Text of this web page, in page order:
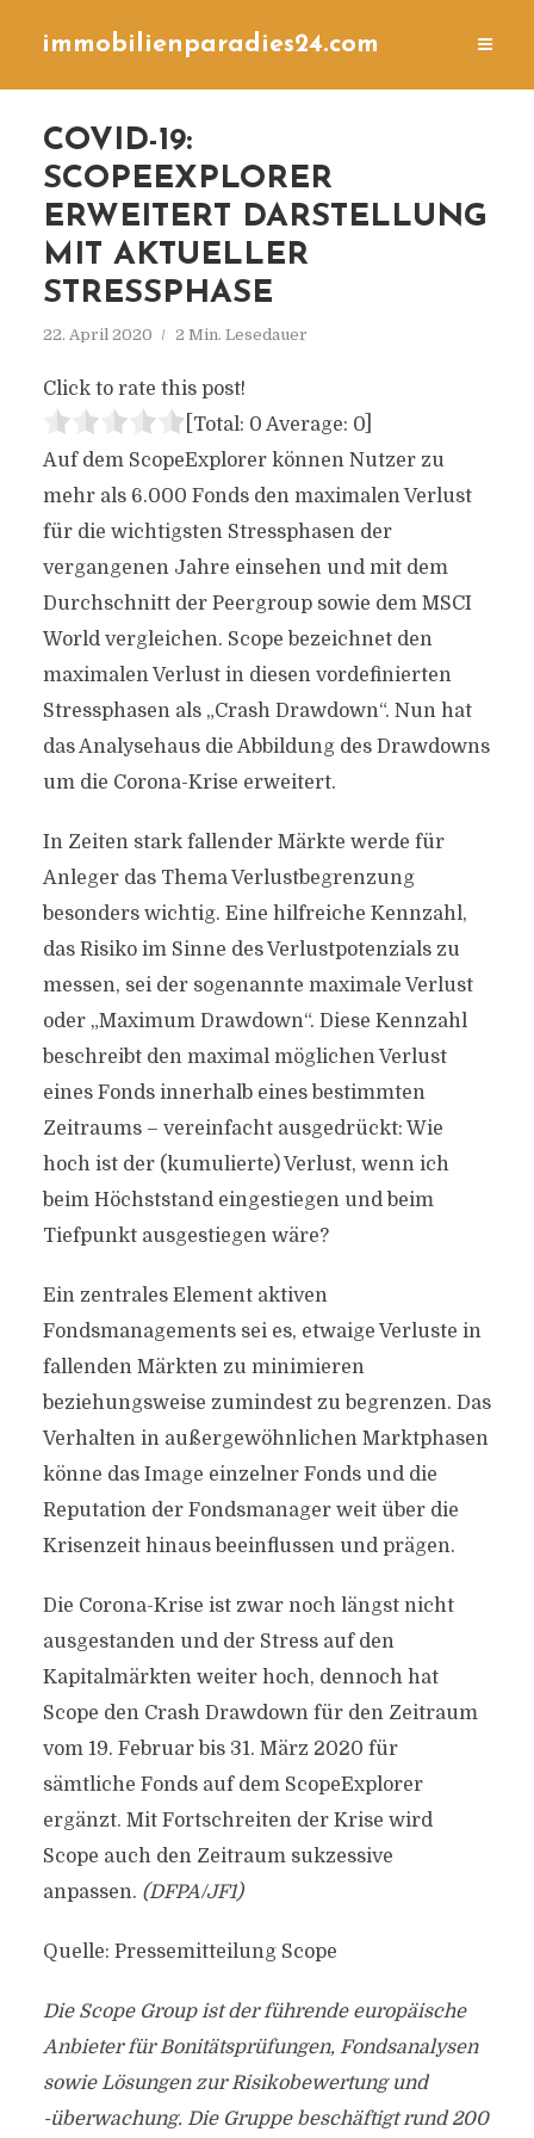
immobilienparadies24.com
COVID-19:
SCOPEEXPLORER
ERWEITERT DARSTELLUNG
MIT AKTUELLER
STRESSPHASE
22. April 2020 2 Min. Lesedauer
Click to rate this post!
[Total: 0 Average: 0]
Auf dem ScopeExplorer können Nutzer zu
mehr als 6.000 Fonds den maximalen Verlust
für die wichtigsten Stressphasen der
vergangenen Jahre einsehen und mit dem
Durchschnitt der Peergroup sowie dem MSCI
World vergleichen. Scope bezeichnet den
maximalen Verlust in diesen vordefinierten
Stressphasen als „Crash Drawdown“. Nun hat
das Analysehaus die Abbildung des Drawdowns
um die Corona-Krise erweitert.
In Zeiten stark fallender Märkte werde für
Anleger das Thema Verlustbegrenzung
besonders wichtig. Eine hilfreiche Kennzahl,
das Risiko im Sinne des Verlustpotenzials zu
messen, sei der sogenannte maximale Verlust
oder „Maximum Drawdown“. Diese Kennzahl
beschreibt den maximal möglichen Verlust
eines Fonds innerhalb eines bestimmten
Zeitraums – vereinfacht ausgedrückt: Wie
hoch ist der (kumulierte) Verlust, wenn ich
beim Höchststand eingestiegen und beim
Tiefpunkt ausgestiegen wäre?
Ein zentrales Element aktiven
Fondsmanagements sei es, etwaige Verluste in
fallenden Märkten zu minimieren
beziehungsweise zumindest zu begrenzen. Das
Verhalten in außergewöhnlichen Marktphasen
könne das Image einzelner Fonds und die
Reputation der Fondsmanager weit über die
Krisenzeit hinaus beeinflussen und prägen.
Die Corona-Krise ist zwar noch längst nicht
ausgestanden und der Stress auf den
Kapitalmärkten weiter hoch, dennoch hat
Scope den Crash Drawdown für den Zeitraum
vom 19. Februar bis 31. März 2020 für
sämtliche Fonds auf dem ScopeExplorer
ergänzt. Mit Fortschreiten der Krise wird
Scope auch den Zeitraum sukzessive
anpassen. (DFPA/JF1)
Quelle: Pressemitteilung Scope
Die Scope Group ist der führende europäische
Anbieter für Bonitätsprüfungen, Fondsanalysen
sowie Lösungen zur Risikobewertung und
-überwachung. Die Gruppe beschäftigt rund 200